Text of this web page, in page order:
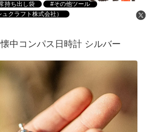
持ち出し袋
#その他ツール
クラフト株式会社）
中コンパス日時計 シルバー